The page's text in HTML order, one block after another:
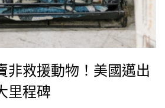
非救援動物！美國邁出
里程碑